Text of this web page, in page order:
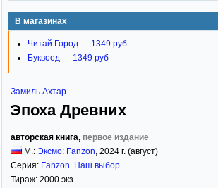
В магазинах
Читай Город — 1349 руб
Буквоед — 1349 руб
Замиль Ахтар
Эпоха Древних
авторская книга, первое издание
М.: Эксмо: Fanzon, 2024 г. (август)
Серия: Fanzon. Наш выбор
Тираж: 2000 экз.